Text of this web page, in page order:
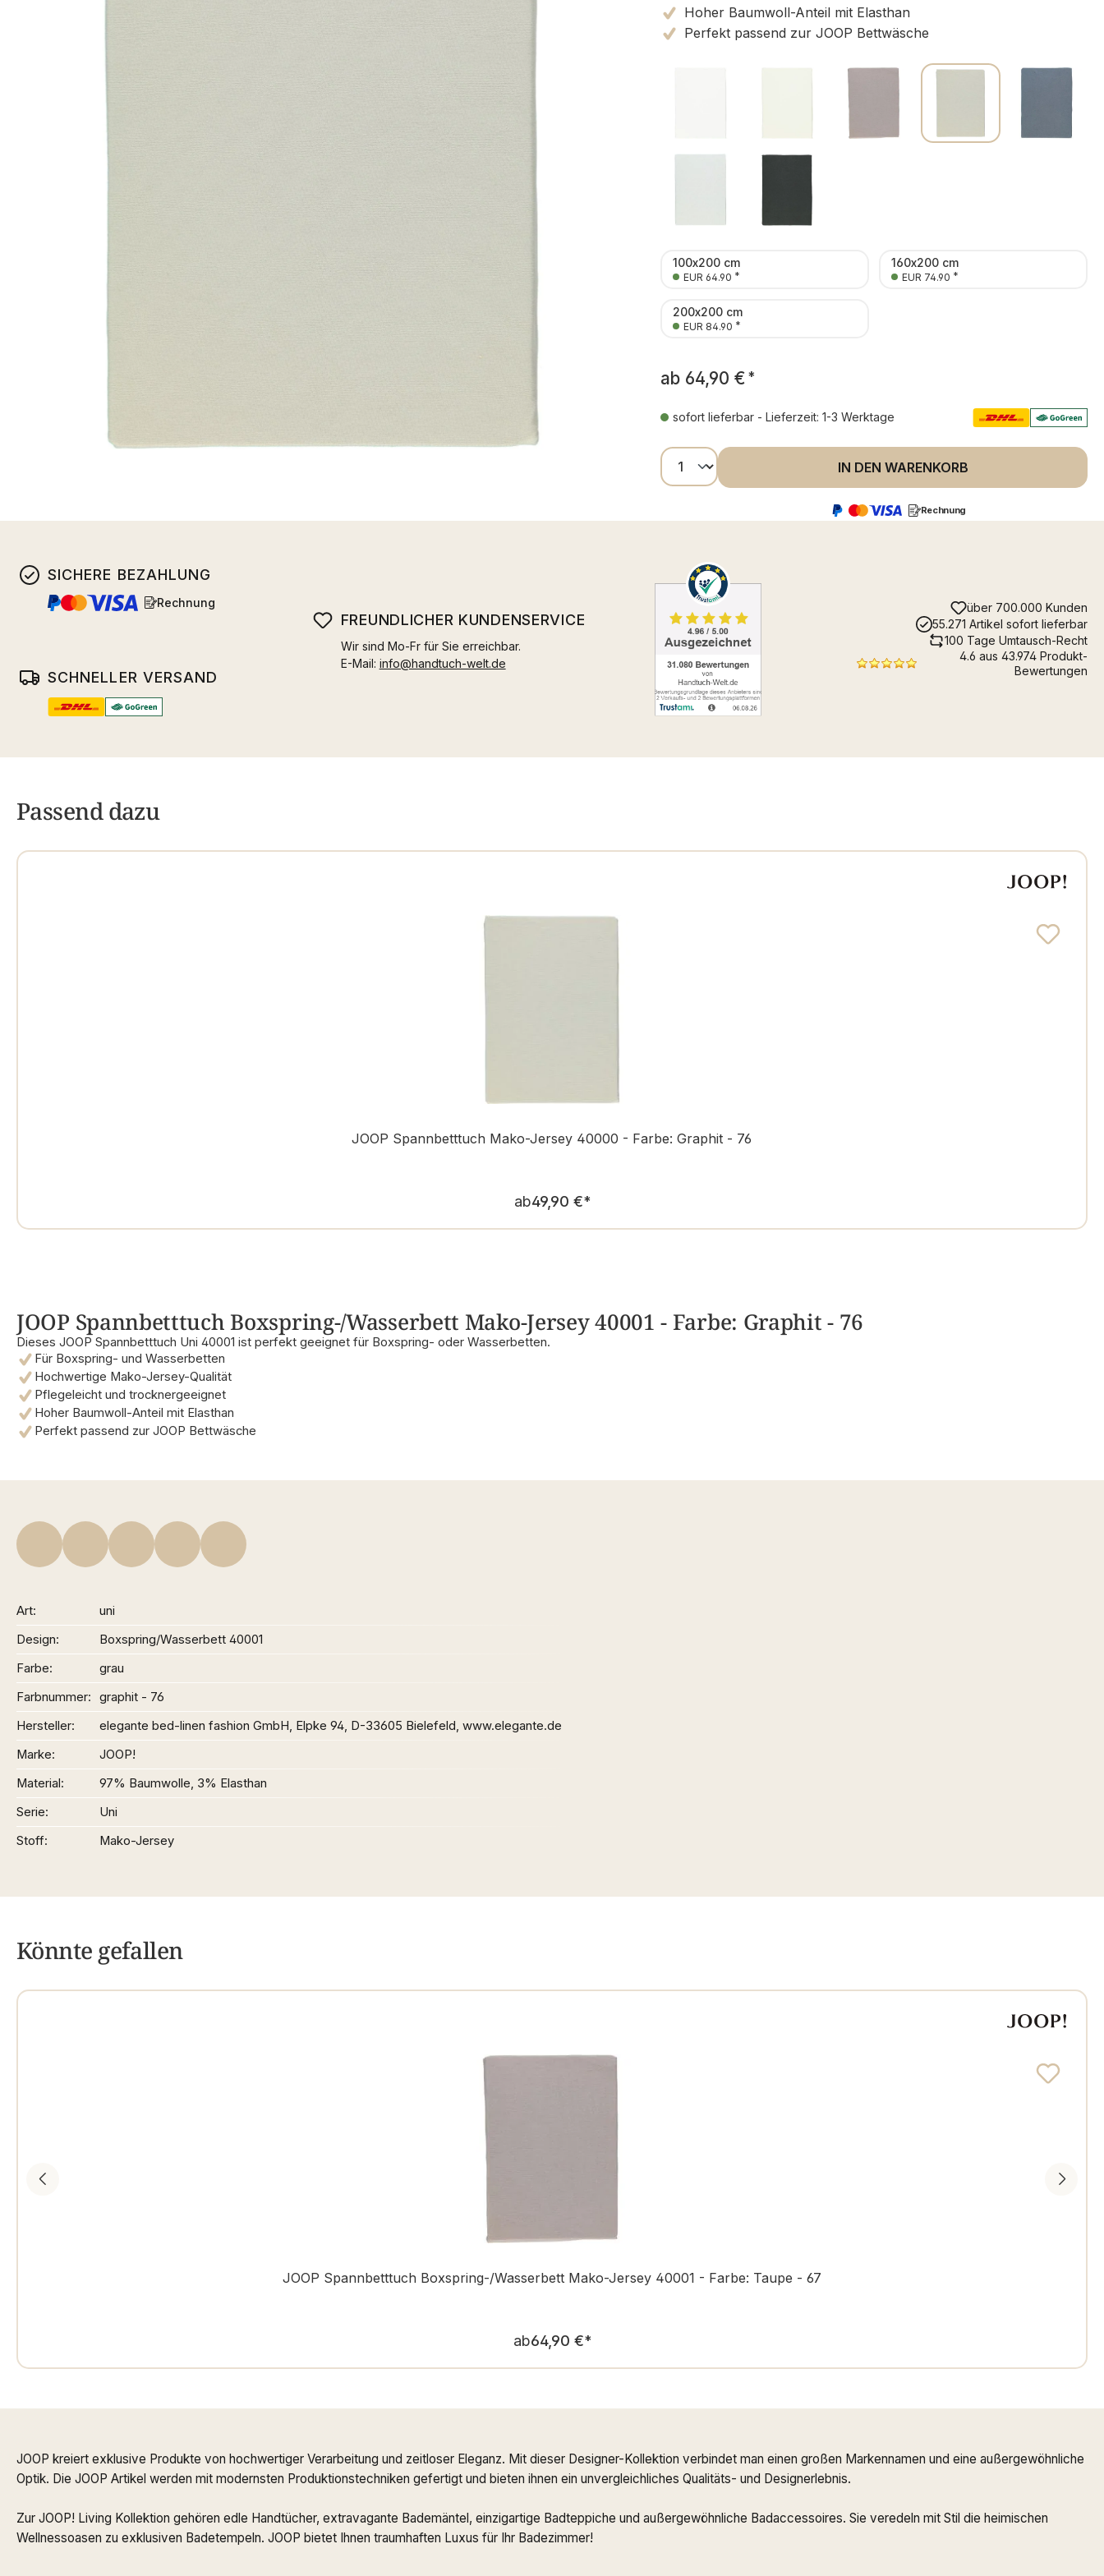
Hoher Baumwoll-Anteil mit Elasthan
Perfekt passend zur JOOP Bettwäsche
100x200 cm
EUR 64.90 *
160x200 cm
EUR 74.90 *
200x200 cm
EUR 84.90 *
ab 64,90 € *
sofort lieferbar - Lieferzeit: 1-3 Werktage
Produkt Anzahl: Gib den gewünschten Wert
IN DEN WARENKORB
Rechnung
SICHERE BEZAHLUNG
Rechnung
SCHNELLER VERSAND
FREUNDLICHER KUNDENSERVICE
Wir sind Mo-Fr für Sie erreichbar.
E-Mail: info@handtuch-welt.de
über 700.000 Kunden
55.271 Artikel sofort lieferbar
100 Tage Umtausch-Recht
4.6 aus 43.974 Produkt-
Bewertungen
Passend dazu
JOOP Spannbetttuch Mako-Jersey 40000 - Farbe: Graphit - 76
Regulärer Preis:
ab49,90 €*
JOOP Spannbetttuch Boxspring-/Wasserbett Mako-Jersey 40001 - Farbe: Graphit - 76
Dieses JOOP Spannbetttuch Uni 40001 ist perfekt geeignet für Boxspring- oder Wasserbetten.
Für Boxspring- und Wasserbetten
Hochwertige Mako-Jersey-Qualität
Pflegeleicht und trocknergeeignet
Hoher Baumwoll-Anteil mit Elasthan
Perfekt passend zur JOOP Bettwäsche
Art
uni
Design
Boxspring/Wasserbett 40001
Farbe
grau
Farbnummer
graphit - 76
Hersteller
elegante bed-linen fashion GmbH, Elpke 94, D-33605 Bielefeld, www.elegante.de
Marke
JOOP!
Material
97% Baumwolle, 3% Elasthan
Serie
Uni
Stoff
Mako-Jersey
Könnte gefallen
JOOP Spannbetttuch Boxspring-/Wasserbett Mako-Jersey 40001 - Farbe: Taupe - 67
Regulärer Preis:
ab64,90 €*
JOOP kreiert exklusive Produkte von hochwertiger Verarbeitung und zeitloser Eleganz. Mit dieser Designer-Kollektion verbindet man einen großen Markennamen und eine außergewöhnliche
Optik. Die JOOP Artikel werden mit modernsten Produktionstechniken gefertigt und bieten ihnen ein unvergleichliches Qualitäts- und Designerlebnis.
Zur JOOP! Living Kollektion gehören edle Handtücher, extravagante Bademäntel, einzigartige Badteppiche und außergewöhnliche Badaccessoires. Sie veredeln mit Stil die heimischen
Wellnessoasen zu exklusiven Badetempeln. JOOP bietet Ihnen traumhaften Luxus für Ihr Badezimmer!